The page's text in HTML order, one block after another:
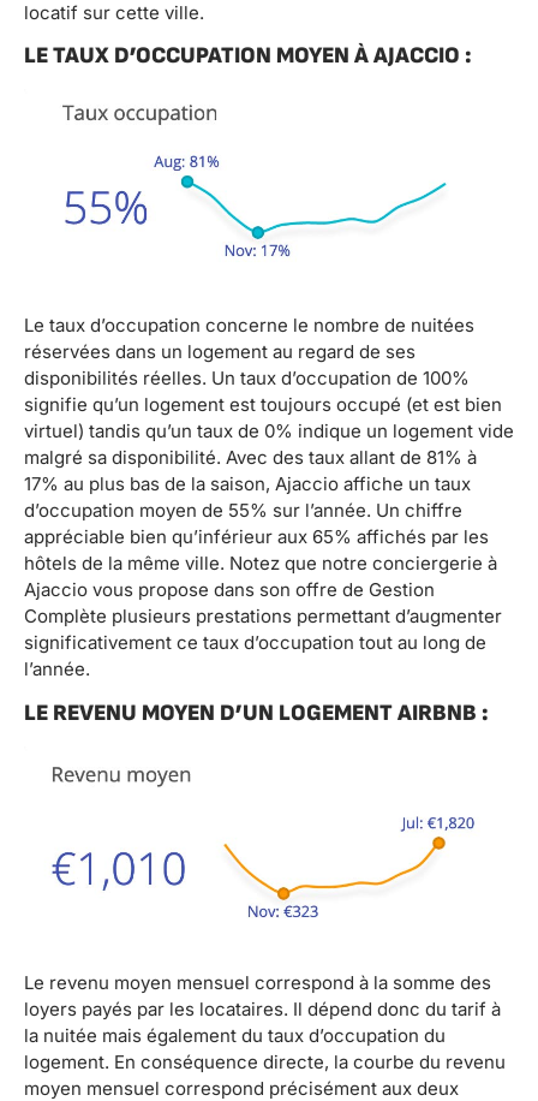
locatif sur cette ville.
LE TAUX D’OCCUPATION MOYEN À AJACCIO :
Le taux d’occupation concerne le nombre de nuitées
réservées dans un logement au regard de ses
disponibilités réelles. Un taux d’occupation de 100%
signifie qu’un logement est toujours occupé (et est bien
virtuel) tandis qu’un taux de 0% indique un logement vide
malgré sa disponibilité. Avec des taux allant de 81% à
17% au plus bas de la saison, Ajaccio affiche un taux
d’occupation moyen de 55% sur l’année. Un chiffre
appréciable bien qu’inférieur aux 65% affichés par les
hôtels de la même ville. Notez que notre conciergerie à
Ajaccio vous propose dans son offre de Gestion
Complète plusieurs prestations permettant d’augmenter
significativement ce taux d’occupation tout au long de
l’année.
LE REVENU MOYEN D’UN LOGEMENT AIRBNB :
Le revenu moyen mensuel correspond à la somme des
loyers payés par les locataires. Il dépend donc du tarif à
la nuitée mais également du taux d’occupation du
logement. En conséquence directe, la courbe du revenu
moyen mensuel correspond précisément aux deux